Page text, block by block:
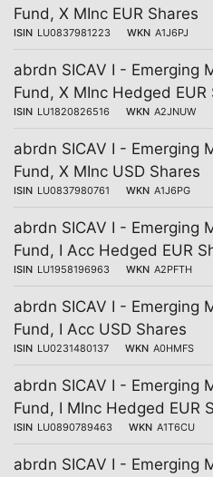
Fund, X MInc EUR Shares
ISIN LU0837981223 WKN A1J6PJ
abrdn SICAV I - Emerging
Fund, X MInc Hedged EUR
ISIN LU1820826516 WKN A2JNUW
abrdn SICAV I - Emerging
Fund, X MInc USD Shares
ISIN LU0837980761 WKN A1J6PG
abrdn SICAV I - Emerging
Fund, I Acc Hedged EUR
ISIN LU1958196963 WKN A2PFTH
abrdn SICAV I - Emerging
Fund, I Acc USD Shares
ISIN LU0231480137 WKN A0HMFS
abrdn SICAV I - Emerging
Fund, I MInc Hedged EUR
ISIN LU0890789463 WKN A1T6CU
abrdn SICAV I - Emerging